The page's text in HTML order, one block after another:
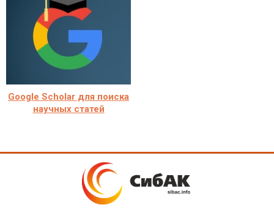
Google Scholar для поиска
научных статей